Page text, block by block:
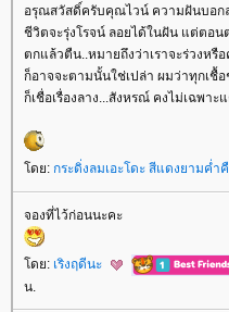
อรุณสวัสดิ์ครับคุณไวน์ ความฝันบอก
ชีวิตจะรุ่งโรจน์ ลอยได้ในฝัน แต่ตอน
ตกแล้วตืน..หมายถึงว่าเราจะร่วงหรือ
ก็อาจจะตามนั้นใช่เปล่า ผมว่าทุกเชื้
ก็เชื่อเรื่องลาง...สังหรณ์ คงไม่เฉพา
ดย: กระดิ่งลมเอะโดะ สีแดงยามค่ำ
จองที่ไว้ก่อนนะคะ
ดย: เริงฤดีนะ
น.